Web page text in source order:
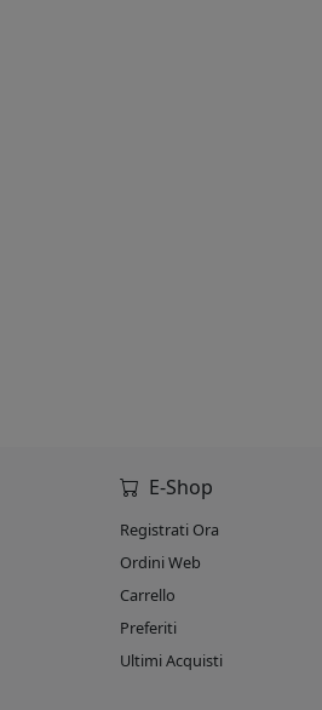
E-Shop
Registrati Ora
Ordini Web
Carrello
Preferiti
Ultimi Acquisti